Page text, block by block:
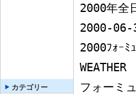
カテゴリー
2000年全
2000-
2000ﾌｫｰﾐ
フォーミ